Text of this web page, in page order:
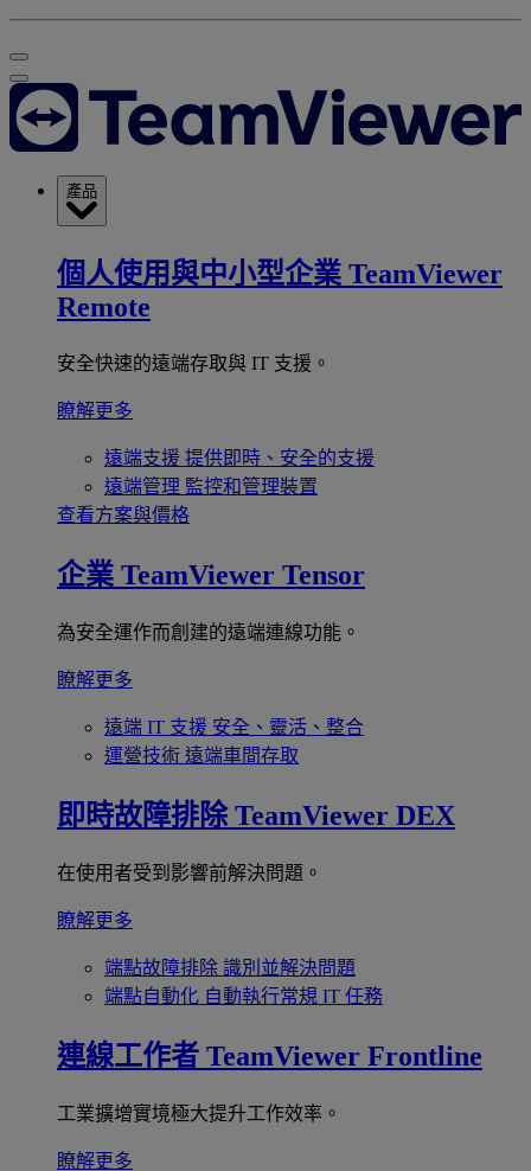
產品
個人使用與中小型企業 TeamViewer
Remote
安全快速的遠端存取與 IT 支援。
瞭解更多
遠端支援 提供即時、安全的支援
遠端管理 監控和管理裝置
查看方案與價格
企業 TeamViewer Tensor
為安全運作而創建的遠端連線功能。
瞭解更多
遠端 IT 支援 安全、靈活、整合
運營技術 遠端車間存取
即時故障排除 TeamViewer DEX
在使用者受到影響前解決問題。
瞭解更多
端點故障排除 識別並解決問題
端點自動化 自動執行常規 IT 任務
連線工作者 TeamViewer Frontline
工業擴增實境極大提升工作效率。
瞭解更多